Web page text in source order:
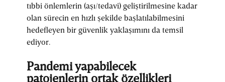
tıbbi önlemlerin (aşı/tedavi) geliştirilmesine kadar
olan sürecin en hızlı şekilde başlatılabilmesini
hedefleyen bir güvenlik yaklaşımını da temsil
ediyor.
Pandemi yapabilecek
patojenlerin ortak özellikleri